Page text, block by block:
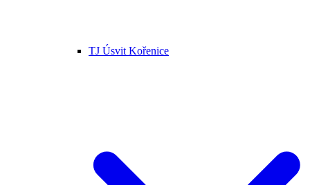
TJ Úsvit Kořenice